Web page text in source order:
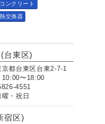
ンクリート
交換器
台東区)
京都台東区台東2-7-1
10:00〜18:00
4551
・祝日
宿区)